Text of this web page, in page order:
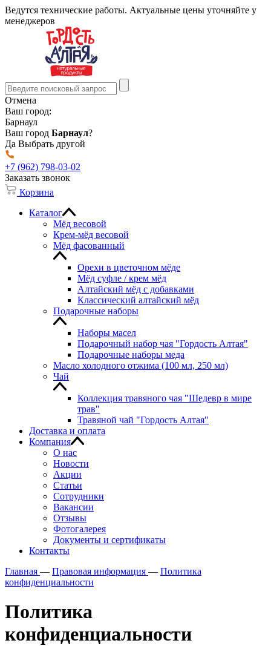
Ведутся технические работы. Актуальные цены уточняйте у
менеджеров
Отмена
Ваш город:
Барнаул
Ваш город Барнаул?
Да Выбрать другой
+7 (962) 798-03-02
Заказать звонок
Корзина
Каталог
Мёд весовой
Крем-мёд весовой
Мёд фасованный
Орехи в цветочном мёде
Мёд суфле / крем мёд
Алтайский мёд с добавками
Классический алтайский мёд
Подарочные наборы
Наборы масел
Подарочный набор чая "Гордость Алтая"
Подарочные наборы меда
Масло холодного отжима (100 мл, 250 мл)
Чай
Коллекция травяного чая "Шедевр в мире
трав"
Травяной чай "Гордость Алтая"
Доставка и оплата
Компания
О нас
Новости
Акции
Статьи
Сотрудники
Вакансии
Отзывы
Фотогалерея
Документы и сертификаты
Контакты
Главная — Правовая информация — Политика
конфиденциальности
Политика
конфиденциальности